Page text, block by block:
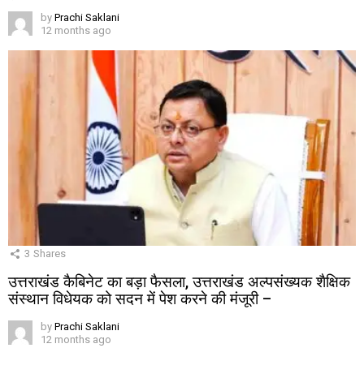
by Prachi Saklani
12 months ago
3 Shares
उत्तराखंड कैबिनेट का बड़ा फैसला, उत्तराखंड अल्पसंख्यक शैक्षिक
संस्थान विधेयक को सदन में पेश करने की मंजूरी –
by Prachi Saklani
12 months ago